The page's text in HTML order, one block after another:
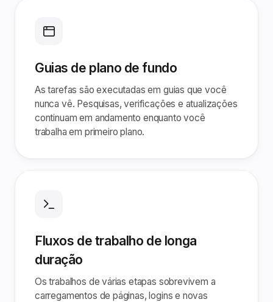
Guias de plano de fundo
As tarefas são executadas em guias que você
nunca vê. Pesquisas, verificações e atualizações
continuam em andamento enquanto você
trabalha em primeiro plano.
Fluxos de trabalho de longa
duração
Os trabalhos de várias etapas sobrevivem a
carregamentos de páginas, logins e novas